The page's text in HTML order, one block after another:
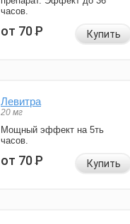
часов.
от 70Р Купить
Левитра
20 мг
Мощный эффект на 5ть
часов.
от 70Р Купить